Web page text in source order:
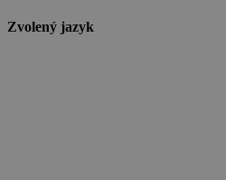
Zvolený jazyk